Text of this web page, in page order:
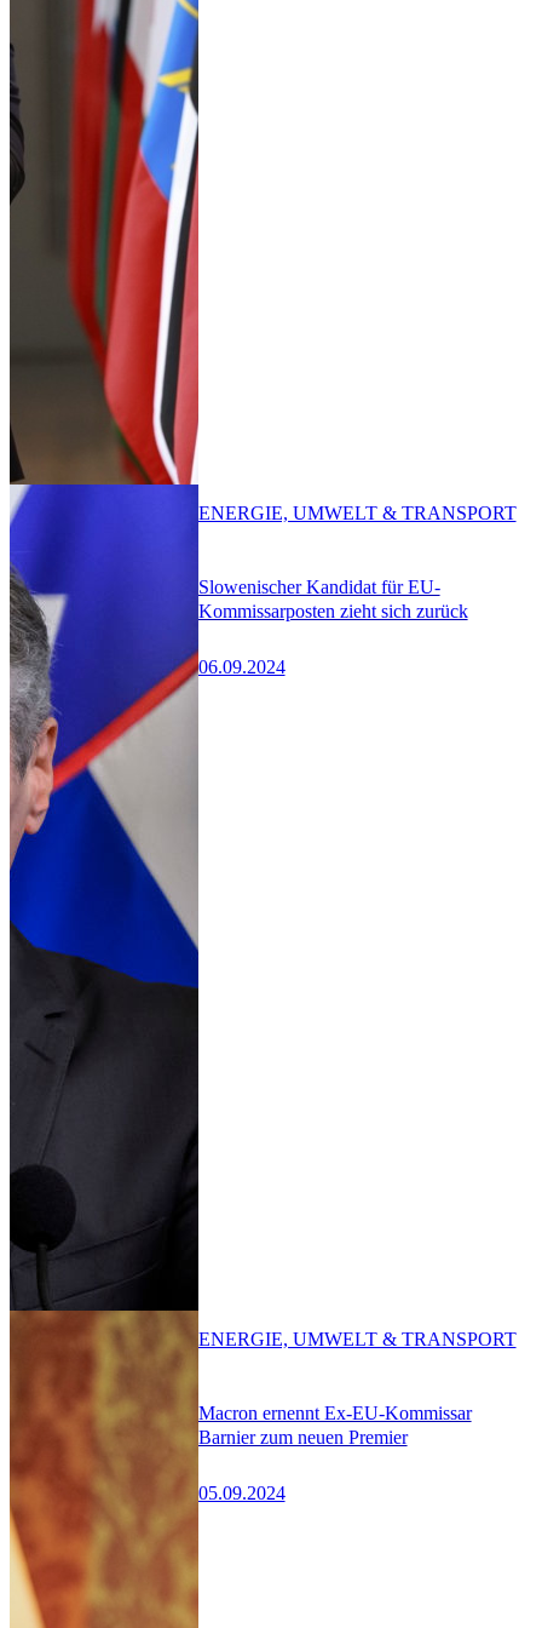
Slowenischer Kandidat für EU-
Kommissarposten zieht sich zurück
06.09.2024
ENERGIE, UMWELT & TRANSPORT
Macron ernennt Ex-EU-Kommissar
Barnier zum neuen Premier
05.09.2024
ENERGIE, UMWELT & TRANSPORT